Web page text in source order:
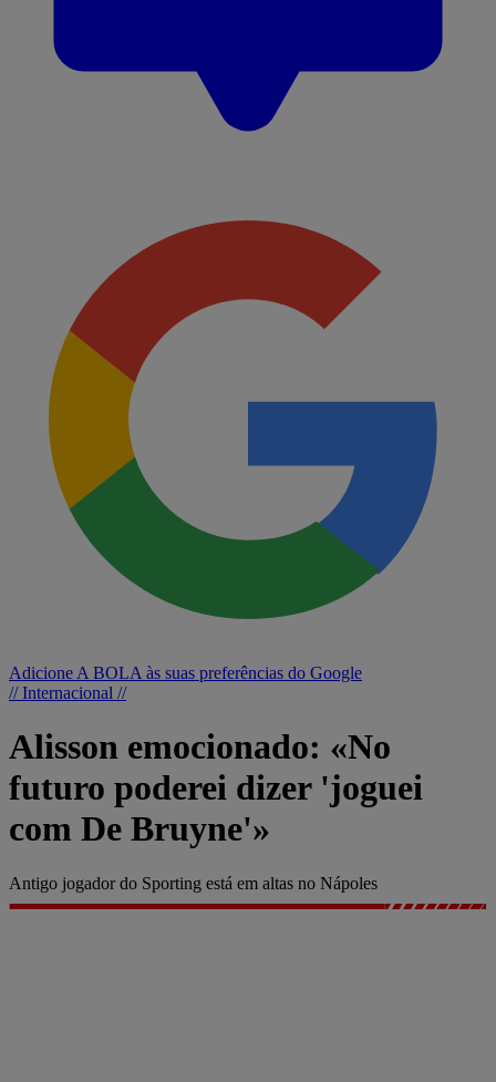
Adicione A BOLA às suas preferências do Google
// Internacional //
Alisson emocionado: «No
futuro poderei dizer 'joguei
com De Bruyne'»
Antigo jogador do Sporting está em altas no Nápoles